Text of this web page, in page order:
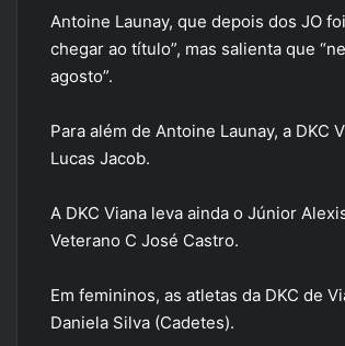
Antoine Launay, que depois dos JO
chegar ao título”, mas salienta que
agosto”.
Para além de Antoine Launay, a DKC
Lucas Jacob.
A DKC Viana leva ainda o Júnior
Veterano C José Castro.
Em femininos, as atletas da DKC de
Daniela Silva (Cadetes).